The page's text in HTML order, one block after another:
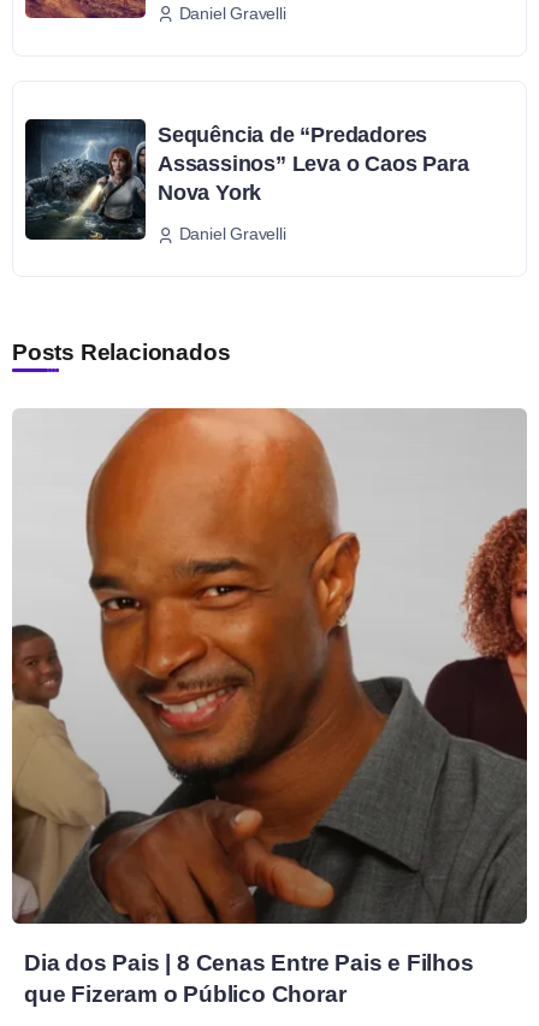
Daniel Gravelli
Sequência de “Predadores
Assassinos” Leva o Caos Para
Nova York
Daniel Gravelli
Posts Relacionados
Dia dos Pais | 8 Cenas Entre Pais e Filhos
que Fizeram o Público Chorar